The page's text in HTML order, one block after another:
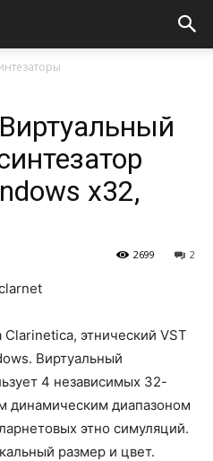
x32,
2
2699
этнический VST
Виртуальный
4 независимых 32-
динамическим диапазоном
этно симуляций.
размер и цвет.